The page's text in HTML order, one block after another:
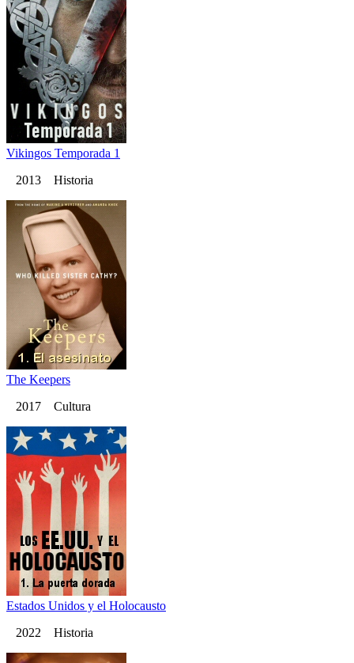
Vikingos Temporada 1
2013 Historia
The Keepers
2017 Cultura
Estados Unidos y el Holocausto
2022 Historia